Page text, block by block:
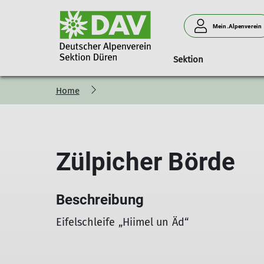
Mein.Alpenverein
Sektion
Sektion Impressum Datenschutz
Jugendklettergruppe
Home
Zülpicher Börde
Beschreibung
Eifelschleife „Hiimel un Äd“